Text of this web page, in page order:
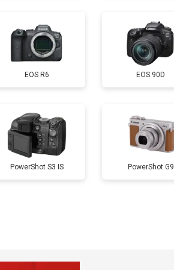
3300 ₽ Заказать
3100 ₽ Заказать
EOS R6 EOS 90D
PowerShot S3 IS PowerShot G9